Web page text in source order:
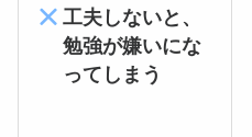
工夫しないと、
勉強が嫌いにな
ってしまう